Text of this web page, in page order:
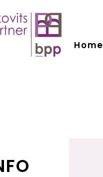
Home